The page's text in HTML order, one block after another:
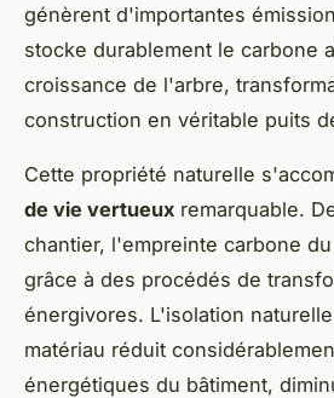
génèrent d'importantes
stocke durablement le carbone
croissance de l'arbre,
construction en véritable puits
Cette propriété naturelle
de vie vertueux remarquable.
chantier, l'empreinte carbone
grâce à des procédés de
énergivores. L'isolation
matériau réduit
énergétiques du bâtiment,